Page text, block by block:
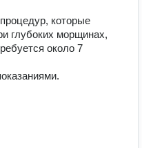
которые
глубоких морщинах,
около 7